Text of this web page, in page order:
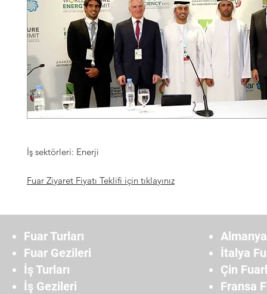
İş sektörleri: Enerji
Fuar Ziyaret Fiyatı Teklifi için tıklayınız
Fuar Turları
Fuar Gezileri
İş Turları
İş Gezileri
İtalya
Çin
Fransa